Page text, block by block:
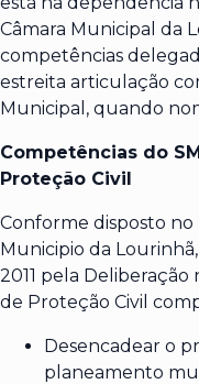
Câmara Municipal da
competências
estreita articulação
Municipal, quando
Competências do
Proteção Civil
Conforme disposto
Municipio da
2011 pela Deliberação
de Proteção Civil
Desencadear o
planeamento